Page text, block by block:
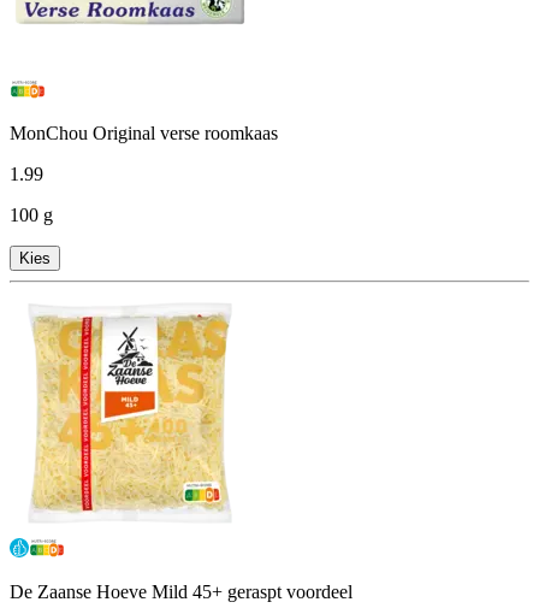
MonChou Original verse roomkaas
1.99
100 g
Kies
De Zaanse Hoeve Mild 45+ geraspt voordeel